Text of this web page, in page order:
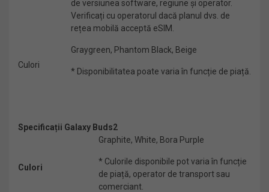
de versiunea software, regiune și operator.
Verificați cu operatorul dacă planul dvs. de
rețea mobilă acceptă eSIM.
Culori
Graygreen, Phantom Black, Beige
* Disponibilitatea poate varia în funcție de piață.
Specificații Galaxy Buds2
Culori
Graphite, White, Bora Purple
* Culorile disponibile pot varia în funcție
de piață, operator de transport sau
comerciant.